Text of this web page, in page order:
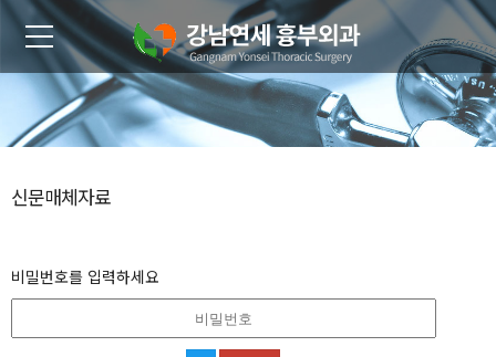
신문매체자료
비밀번호를 입력하세요